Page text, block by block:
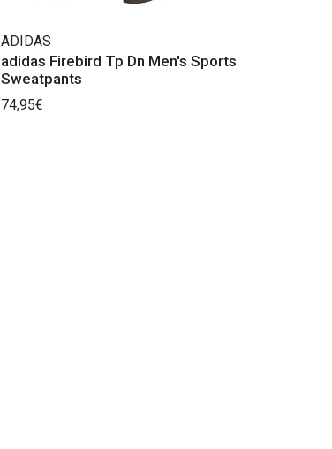
ADIDAS
adidas Firebird Tp Dn Men's Sports
Sweatpants
74,95€